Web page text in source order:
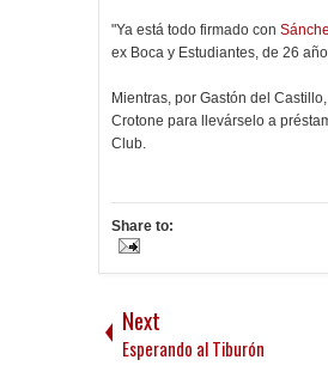
"Ya está todo firmado con
ex Boca y Estudiantes, de 26
Mientras, por Gastón del
Crotone para llevárselo a
Club.
Share to:
Next
Esperando al Tiburón